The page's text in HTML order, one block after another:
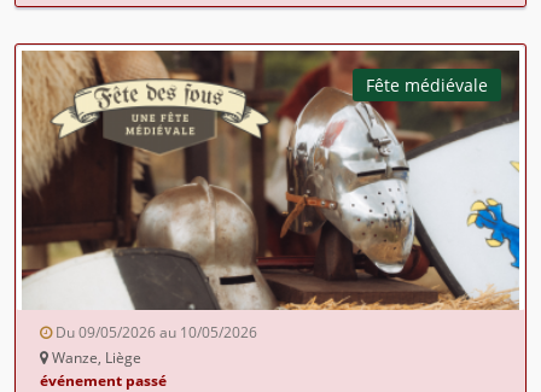
Fête médiévale
Du 09/05/2026 au 10/05/2026
Wanze, Liège
événement passé